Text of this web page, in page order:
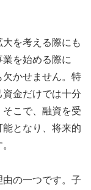
を考える際にも
を始める際に
かせません。特
金だけでは十分
こで、融資を受
となり、将来的
の一つです。子